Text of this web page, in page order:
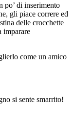
po’ di inserimento
gli piace correre ed
delle crocchette
imparare
come un amico
si sente smarrito!